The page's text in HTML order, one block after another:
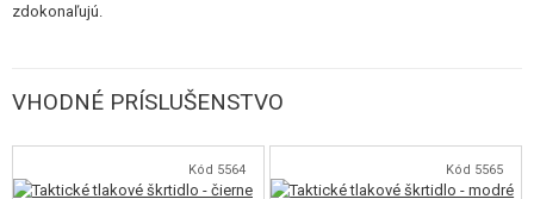
VZ.95
nepravidelná pole farby čiernej, tmavo hnedé, olivovo zelenej a svetlo
prostredie ČR. Ďalšou variantou vz.95 je Desert určený pre púštne
zdokonaľujú.
VHODNÉ PRÍSLUŠENSTVO
Kód 5564 Kód 5565